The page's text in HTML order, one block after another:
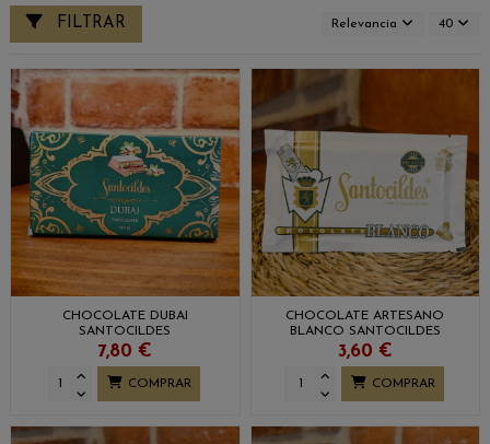
FILTRAR Relevancia 40
CHOCOLATE DUBAI
SANTOCILDES
7,80 €
COMPRAR
CHOCOLATE ARTESANO
BLANCO SANTOCILDES
3,60 €
COMPRAR